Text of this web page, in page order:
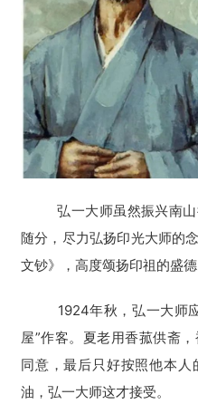
僧
访
谈
心
乐
专
公
慈
善
弘一大师虽然振兴南
随分，尽力弘扬印光大师的
文钞》，高度颂扬印祖的盛德
1924年秋，弘一大师
屋”作客。夏老用香菰供斋
同意，最后只好按照他本
油，弘一大师这才接受。